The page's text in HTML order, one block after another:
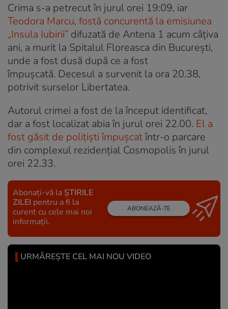
Crima s-a petrecut în jurul orei 19:09, iar
Teodora Marcu, fostă concurentă la emisiunea
„Insula Iubirii” difuzată de Antena 1 acum câțiva
ani, a murit la Spitalul Floreasca din București,
unde a fost dusă după ce a fost
împușcată. Decesul a survenit la ora 20.38,
potrivit surselor Libertatea.
Autorul crimei a fost de la început identificat,
dar a fost localizat abia în jurul orei 22.00. El a
fost găsit de polițiști împușcatîntr-o parcare
din complexul rezidențial Cosmopolis în jurul
orei 22.33.
Abonați-vă la ȘTIRILE
ZILEI pentru a fi la
curent cu cele mai noi
informații.
ABONEAZĂ-TE
URMĂREȘTE CEL MAI NOU VIDEO